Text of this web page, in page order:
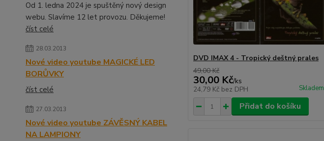
Od 1. ledna 2024 je spuštěný nový design
webu. Slavíme 12 let provozu. Děkujeme!
číst celé
28.03.2013
Nové video youtube MAGICKÉ LED
BORŮVKY
číst celé
27.03.2013
Nové video youtube ZÁVĚSNÝ KABEL
NA LAMPIONY
DVD IMAX 4 - Tropický deštný prales
49,00 Kč
30,00 Kč/ks
24,79 Kč bez DPH Skladem
Přidat do košíku